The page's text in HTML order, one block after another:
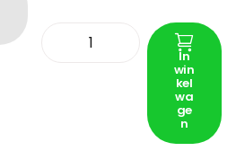
In
win
kel
wa
ge
n